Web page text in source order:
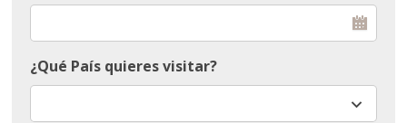
¿Qué País quieres visitar?